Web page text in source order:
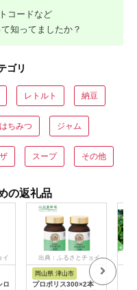
コードなど
知ってましたか？
ゴリ
レトルト 納豆
はちみつ ジャム
スープ その他
の返礼品
イ
ロ
出典：ふるさとチョイ
岡山県 津山市
プロポリス300×2本